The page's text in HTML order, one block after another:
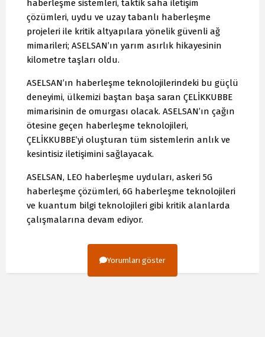
haberleşme sistemleri, taktik saha iletişim
çözümleri, uydu ve uzay tabanlı haberleşme
projeleri ile kritik altyapılara yönelik güvenli ağ
mimarileri; ASELSAN’ın yarım asırlık hikayesinin
kilometre taşları oldu.
ASELSAN’ın haberleşme teknolojilerindeki bu güçlü
deneyimi, ülkemizi baştan başa saran ÇELİKKUBBE
mimarisinin de omurgası olacak. ASELSAN’ın çağın
ötesine geçen haberleşme teknolojileri,
ÇELİKKUBBE’yi oluşturan tüm sistemlerin anlık ve
kesintisiz iletişimini sağlayacak.
ASELSAN, LEO haberleşme uyduları, askeri 5G
haberleşme çözümleri, 6G haberleşme teknolojileri
ve kuantum bilgi teknolojileri gibi kritik alanlarda
çalışmalarına devam ediyor.
Yorumları göster